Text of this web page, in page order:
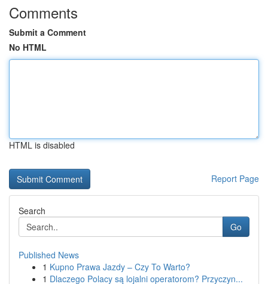
Comments
Submit a Comment
No HTML
HTML is disabled
Report Page
Search
Go
Published News
1 Kupno Prawa Jazdy – Czy To Warto?
1 Dlaczego Polacy są lojalni operatorom? Przyczyn...